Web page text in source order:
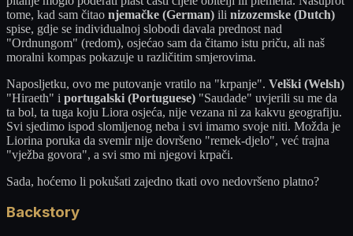
tome, kad sam čitao njemačke (German) ili nizozemske (Dutch)
spise, gdje se individualnoj slobodi davala prednost nad
"Ordnungom" (redom), osjećao sam da čitamo istu priču, ali naš
moralni kompas pokazuje u različitim smjerovima.
Naposljetku, ovo me putovanje vratilo na "krpanje". Velški (Welsh)
"Hiraeth" i portugalski (Portuguese) "Saudade" uvjerili su me da
ta bol, ta tuga koju Liora osjeća, nije vezana ni za kakvu geografiju.
Svi sjedimo ispod slomljenog neba i svi imamo svoje niti. Možda je
Liorina poruka da svemir nije dovršeno "remek-djelo", već trajna
"vježba govora", a svi smo mi njegovi krpači.
Sada, hoćemo li pokušati zajedno tkati ovo nedovršeno platno?
Backstory